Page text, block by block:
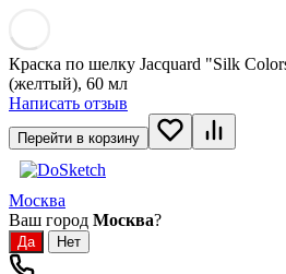
Краска по шелку Jacquard "Silk
(желтый), 60 мл
Написать отзыв
Перейти в корзину
Москва
Ваш город Москва?